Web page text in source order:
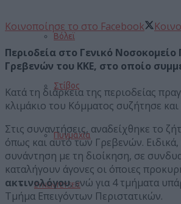
Βόλεϊ
Στίβος
Πυγμαχία
ΣΥΝΕΝΤΕΥΞΕΙΣ
Κοινοποίησε το στο Facebook
Περιοδεία στο Γενικό
Γρεβενών του ΚΚΕ, στο οποίο
Κατά τη διάρκεια της περιοδείας
κλιμάκιο του Κόμματος συζήτησε
Στις συναντήσεις, αναδείχθηκε το
όπως και αυτό των Γρεβενών.
συνάντηση με τη διοίκηση, σε
καταλήγουν άγονες οι όποιες
ακτινολόγου, ενώ για 4 τμήματα
Τμήμα Επειγόντων Περιστατικών.